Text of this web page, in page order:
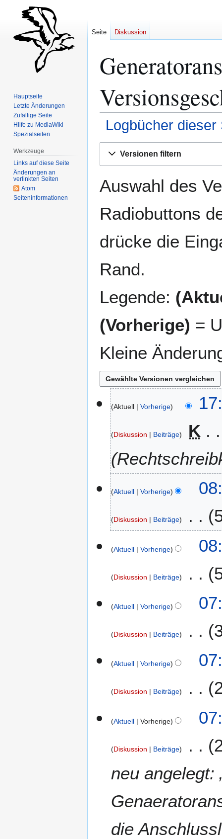
Logbücher dieser
Navigation
Suche
Versionen filtern
Auswahl des
Radiobuttons
drücke die
Rand.
Legende:
(Vorherige) =
Kleine
1
Aktuell Vorherige
Diskussion Beiträge
K
7
t
r
Aktuell Vorherige
Diskussion Beiträge
Aktuell Vorherige
Diskussion Beiträge
Aktuell Vorherige
Diskussion Beiträge
Aktuell Vorherige
Diskussion Beiträge
Aktuell Vorherige
Diskussion Beiträge
neu angelegt:
die
Seite Diskussion
Hauptseite
Letzte Änderungen
Zufällige Seite
Hilfe zu MediaWiki
Spezialseiten
Werkzeuge
Links auf diese Seite
Änderungen an
verlinkten Seiten
Atom
Seiten­­informationen